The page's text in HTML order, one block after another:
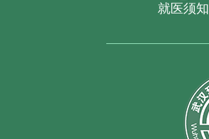
就医须知